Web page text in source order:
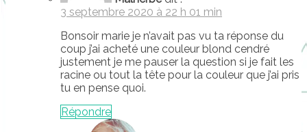
3 septembre 2020 à 22 h 01 min
Bonsoir marie je n’avait pas vu ta réponse du
coup j’ai acheté une couleur blond cendré
justement je me pauser la question si je fait les
racine ou tout la tête pour la couleur que j’ai pris
tu en pense quoi.
Répondre